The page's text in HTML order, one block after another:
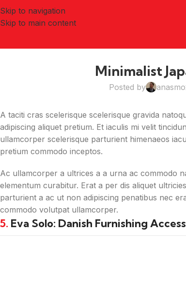
Skip to navigation
Skip to main content
Minimalist
Posted by
A taciti cras scelerisque scelerisque gravida
adipiscing aliquet pretium. Et iaculis mi velit
ullamcorper scelerisque parturient himenaeos
pretium commodo inceptos.
Ac ullamcorper a ultrices a a urna ac commodo
elementum curabitur. Erat a per dis aliquet
parturient a ac ut non adipiscing penatibus nec
commodo volutpat ullamcorper.
5. Eva Solo: Danish Furnishing